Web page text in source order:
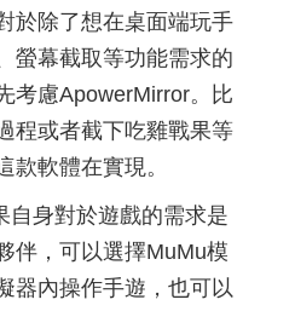
於除了想在桌面端玩手
螢幕截取等功能需求的
考慮ApowerMirror。比
程或者截下吃雞戰果等
款軟體在實現。
自身對於遊戲的需求是
伴，可以選擇MuMu模
器內操作手遊，也可以